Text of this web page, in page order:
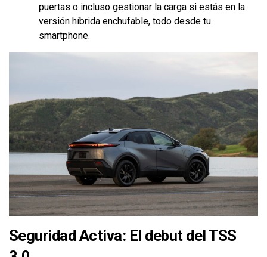
puertas o incluso gestionar la carga si estás en la
versión híbrida enchufable, todo desde tu
smartphone.
Seguridad Activa: El debut del TSS